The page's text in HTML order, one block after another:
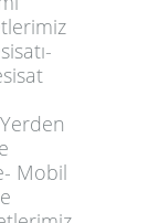
Mobil